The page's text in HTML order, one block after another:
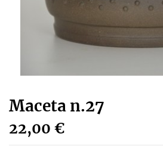
Maceta n.27
22,00 €